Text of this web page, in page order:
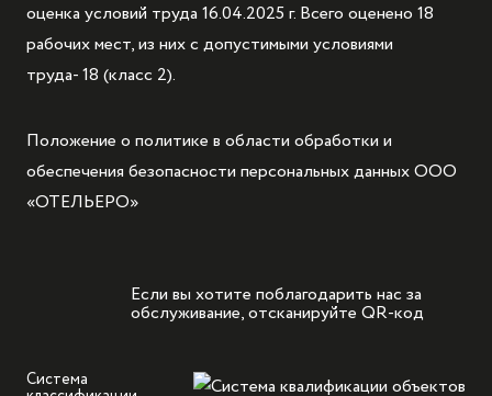
оценка условий труда 16.04.2025 г. Всего оценено 18
рабочих мест, из них с допустимыми условиями
труда- 18 (класс 2).
Положение о политике в области обработки и
обеспечения безопасности персональных данных ООО
«ОТЕЛЬЕРО»
Если вы хотите поблагодарить нас за
обслуживание, отсканируйте QR-код
Система